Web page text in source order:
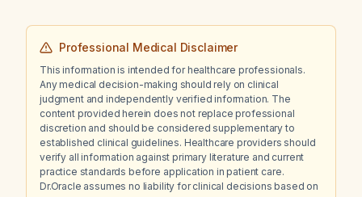
Professional Medical Disclaimer
This information is intended for healthcare professionals.
Any medical decision-making should rely on clinical
judgment and independently verified information. The
content provided herein does not replace professional
discretion and should be considered supplementary to
established clinical guidelines. Healthcare providers should
verify all information against primary literature and current
practice standards before application in patient care.
Dr.Oracle assumes no liability for clinical decisions based on